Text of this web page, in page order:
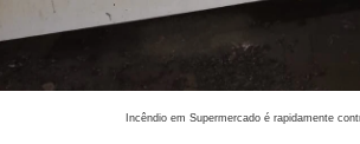
Incêndio em Supermercado é rapidamente